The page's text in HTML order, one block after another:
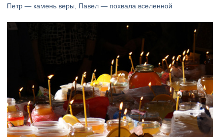
Петр — камень веры, Павел — похвала вселенной